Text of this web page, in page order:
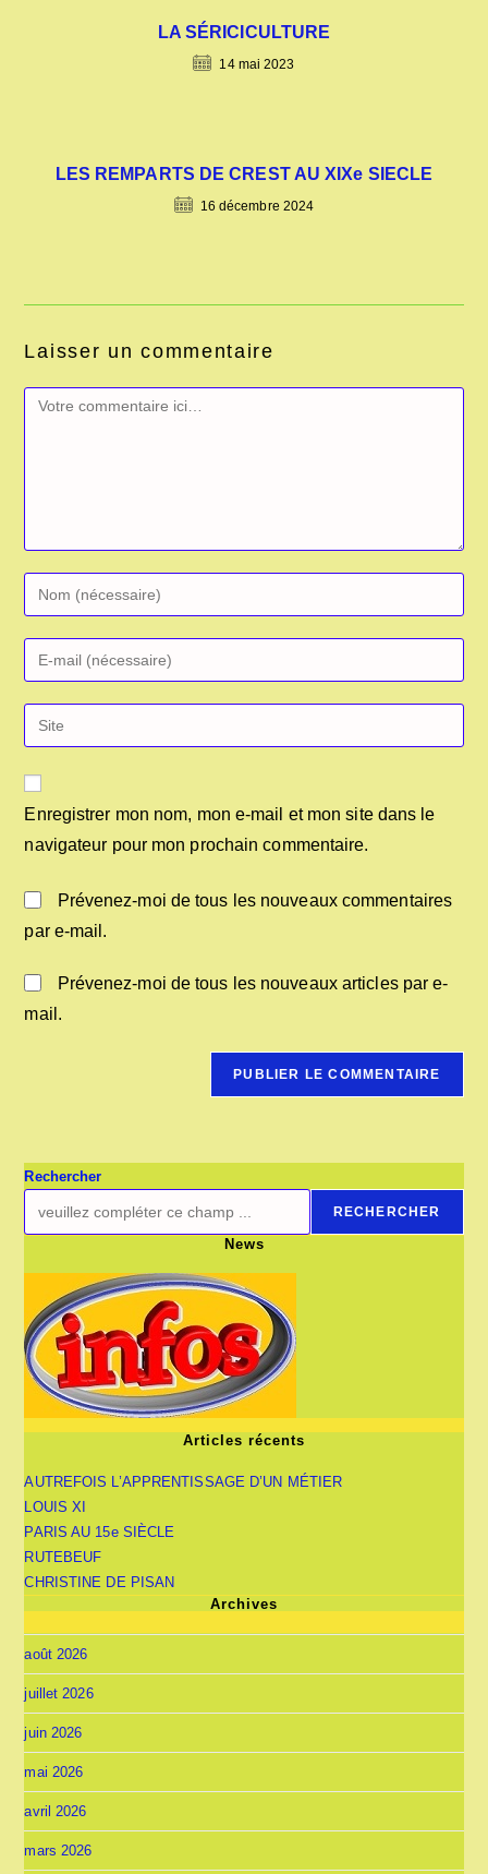
LA SÉRICICULTURE
14 mai 2023
LES REMPARTS DE CREST AU XIXe SIECLE
16 décembre 2024
Laisser un commentaire
Enregistrer mon nom, mon e-mail et mon site dans le
navigateur pour mon prochain commentaire.
Prévenez-moi de tous les nouveaux commentaires
par e-mail.
Prévenez-moi de tous les nouveaux articles par e-
mail.
Rechercher
RECHERCHER
News
Articles récents
AUTREFOIS L’APPRENTISSAGE D’UN MÉTIER
LOUIS XI
PARIS AU 15e SIÈCLE
RUTEBEUF
CHRISTINE DE PISAN
Archives
août 2026
juillet 2026
juin 2026
mai 2026
avril 2026
mars 2026